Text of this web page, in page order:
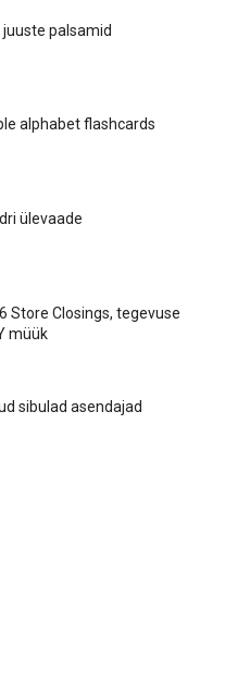
palsamid
alphabet flashcards
ülevaade
Store Closings, tegevuse
müük
sibulad asendajad